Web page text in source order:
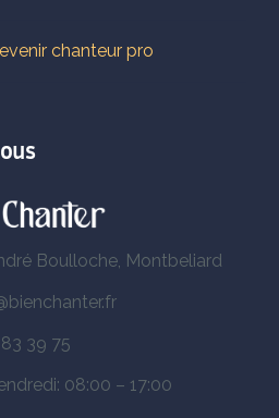
chanteur pro
Boulloche, Montbeliard
39 75
08:00 – 17:00